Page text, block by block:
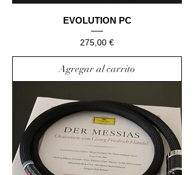
EVOLUTION PC
Precio
275,00 €
Agregar al carrito